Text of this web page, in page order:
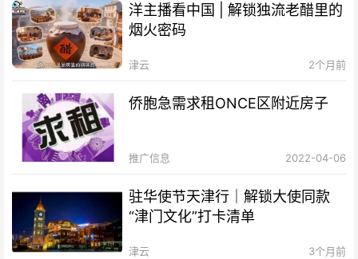
洋主播看中国 | 解锁独流老醋里的
烟火密码
津云 2个月前
侨胞急需求租ONCE区附近房子
推广信息 2022-04-06
驻华使节天津行｜解锁大使同款
“津门文化”打卡清单
津云 3个月前